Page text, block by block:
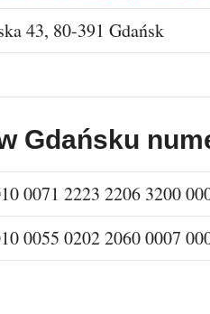
43, 80-391 Gdańsk
Gdańsku
0071 2223 2206 3200
0055 0202 2060 0007